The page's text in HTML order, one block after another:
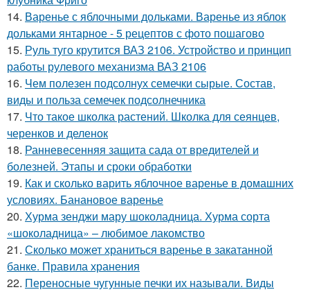
14. Варенье с яблочными дольками. Варенье из яблок
дольками янтарное - 5 рецептов с фото пошагово
15. Руль туго крутится ВАЗ 2106. Устройство и принцип
работы рулевого механизма ВАЗ 2106
16. Чем полезен подсолнух семечки сырые. Состав,
виды и польза семечек подсолнечника
17. Что такое школка растений. Школка для сеянцев,
черенков и деленок
18. Ранневесенняя защита сада от вредителей и
болезней. Этапы и сроки обработки
19. Как и сколько варить яблочное варенье в домашних
условиях. Банановое варенье
20. Хурма зенджи мару шоколадница. Хурма сорта
«шоколадница» – любимое лакомство
21. Сколько может храниться варенье в закатанной
банке. Правила хранения
22. Переносные чугунные печки их называли. Виды